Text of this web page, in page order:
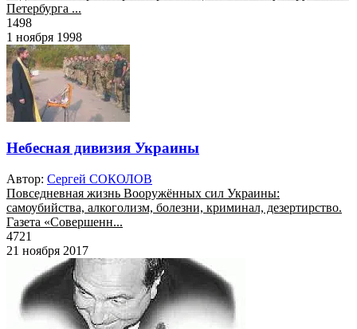
Петербурга ...
1498
1 ноября 1998
Небесная дивизия Украины
Автор: Сергей СОКОЛОВ
Повседневная жизнь Вооружённых сил Украины:
самоубийства, алкоголизм, болезни, криминал, дезертирство.
Газета «Совершенн...
4721
21 ноября 2017